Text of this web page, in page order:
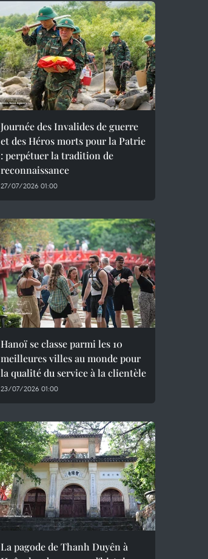
Journée des Invalides de guerre
et des Héros morts pour la Patrie
: perpétuer la tradition de
reconnaissance
27/07/2026 01:00
Hanoï se classe parmi les 10
meilleures villes au monde pour
la qualité du service à la clientèle
23/07/2026 01:00
La pagode de Thanh Duyên à